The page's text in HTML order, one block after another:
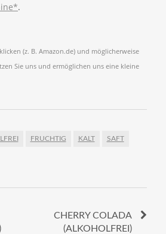
.
(z. B. Amazon.de) und möglicherweise
Sie uns und ermöglichen uns eine kleine
FRUCHTIG KALT SAFT
CHERRY COLADA
(ALKOHOLFREI)